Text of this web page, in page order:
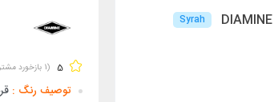
Syrah
5
(
1 بازخورد
توصیف رنگ :